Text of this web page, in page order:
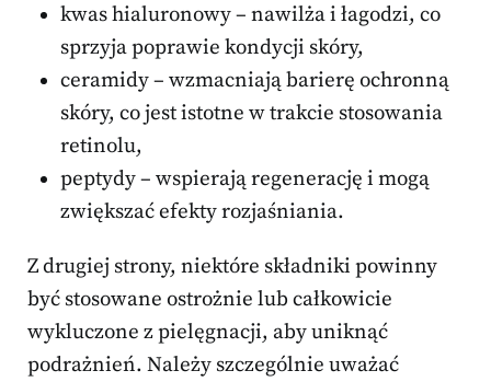
kwas hialuronowy – nawilża i łagodzi, co
sprzyja poprawie kondycji skóry,
ceramidy – wzmacniają barierę ochronną
skóry, co jest istotne w trakcie stosowania
retinolu,
peptydy – wspierają regenerację i mogą
zwiększać efekty rozjaśniania.
Z drugiej strony, niektóre składniki powinny
być stosowane ostrożnie lub całkowicie
wykluczone z pielęgnacji, aby uniknąć
podrażnień. Należy szczególnie uważać